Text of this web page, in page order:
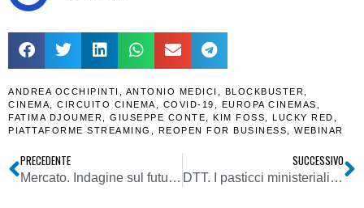
ANDREA OCCHIPINTI ANTONIO MEDICI BLOCKBUSTER
CINEMA
CIRCUITO CINEMA COVID-19 EUROPA CINEMAS
FATIMA DJOUMER
GIUSEPPE CONTE KIM FOSS LUCKY RED
PIATTAFORME STREAMING
REOPEN FOR BUSINESS WEBINAR
PRECEDENTE
Mercato. Indagine sul futuro del Retail nel dopo Covid-19: gli italiani si aspettano dagli esercenti garanzie di sicurezza. Privilegati coloro che le dimostreranno facendolo sapere
SUCCESSIVO
DTT. I pasticci ministeriali mettono a rischio il refarming 700 MHz. TAR sospende spegnimento Liguria canali 51-53 UHF